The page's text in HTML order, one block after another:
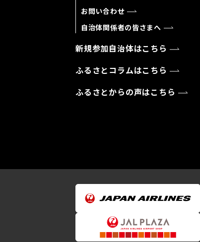
お問い合わせ
自治体関係者の皆さまへ
新規参加自治体はこちら
ふるさとコラムはこちら
ふるさとからの声はこちら